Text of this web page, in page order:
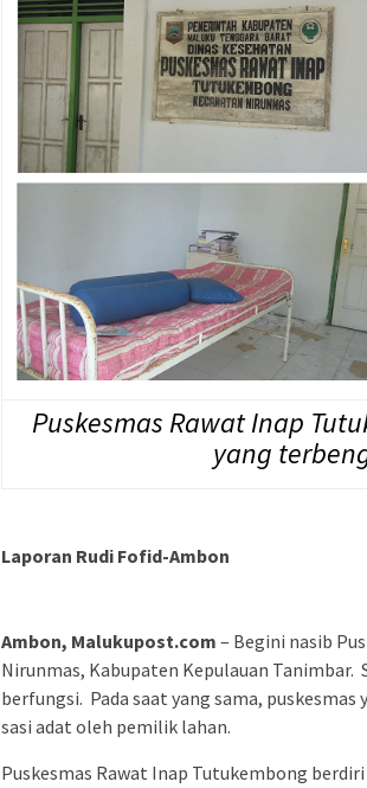
Puskesmas Rawat Inap
yang
Laporan Rudi Fofid-Ambon
Ambon, Malukupost.com – Begini nasib
Nirunmas, Kabupaten Kepulauan Tanimbar.
berfungsi. Pada saat yang sama,
sasi adat oleh pemilik lahan.
Puskesmas Rawat Inap Tutukembong